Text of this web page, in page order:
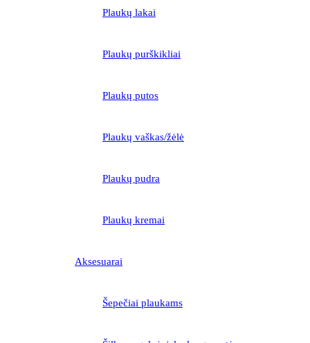
Plaukų lakai
Plaukų purškikliai
Plaukų putos
Plaukų vaškas/žėlė
Plaukų pudra
Plaukų kremai
Aksesuarai
Šepečiai plaukams